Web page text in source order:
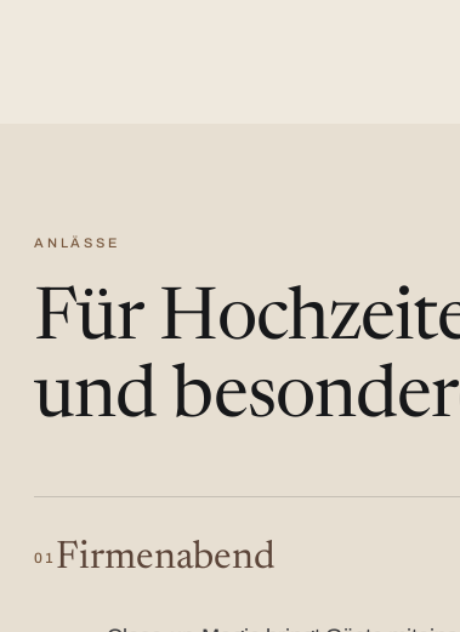
ANLÄSSE
Für
und
01 Firmenabend